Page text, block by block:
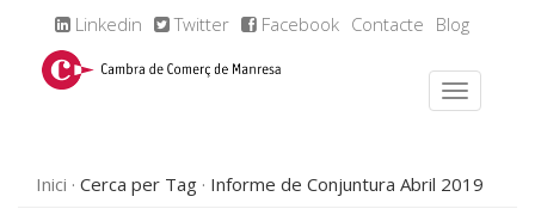
Linkedin Twitter Facebook Contacte Blog
Inici Cerca per Tag Informe de Conjuntura Abril 2019